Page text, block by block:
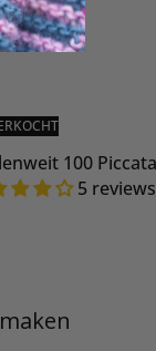
100
5 reviews